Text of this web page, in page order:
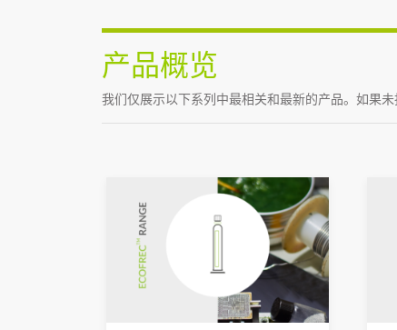
产品概览
我们仅展示以下系列中最相关和最新的产品。如果